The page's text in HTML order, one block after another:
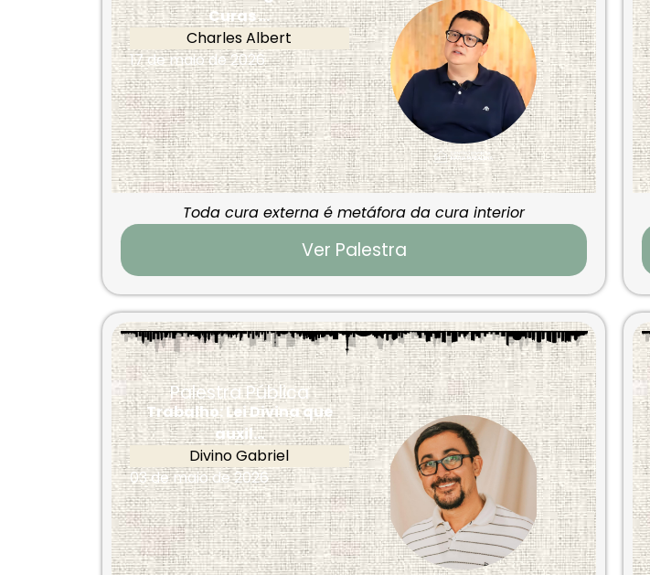
Curas ...
Charles Albert
17 de maio de 2026
Toda cura externa é metáfora da cura interior
Ver Palestra
Palestra Pública
Trabalho: Lei Divina que
auxil...
Divino Gabriel
03 de maio de 2026